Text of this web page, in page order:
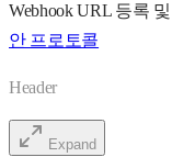
Webhook URL 등록
안 프로토콜
Header
Expand